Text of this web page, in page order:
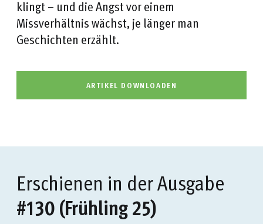
klingt – und die Angst vor einem
Missverhältnis wächst, je länger man
Geschichten erzählt.
ARTIKEL DOWNLOADEN
Erschienen in der Ausgabe
#130 (Frühling 25)